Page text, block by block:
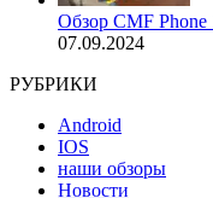
Обзор CMF
07.09.2024
РУБРИКИ
Android
IOS
наши обзоры
Новости